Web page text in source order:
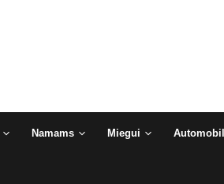
Namams Miegui